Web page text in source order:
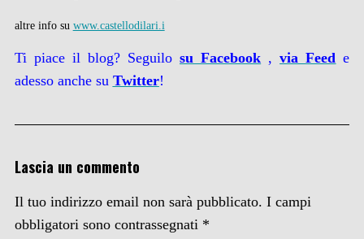
altre info su www.castellodilari.i
Ti piace il blog? Seguilo su Facebook ,viaFeed e
adesso anche su Twitter!
Lascia un commento
Il tuo indirizzo email non sarà pubblicato. I campi
obbligatori sono contrassegnati *